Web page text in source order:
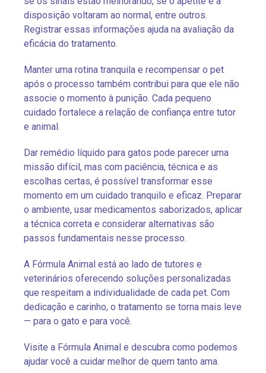
disposição voltaram ao normal, entre outros.
Registrar essas informações ajuda na avaliação da
eficácia do tratamento.
Manter uma rotina tranquila e recompensar o pet
após o processo também contribui para que ele não
associe o momento à punição. Cada pequeno
cuidado fortalece a relação de confiança entre tutor
e animal.
Dar remédio líquido para gatos pode parecer uma
missão difícil, mas com paciência, técnica e as
escolhas certas, é possível transformar esse
momento em um cuidado tranquilo e eficaz. Preparar
o ambiente, usar medicamentos saborizados, aplicar
a técnica correta e considerar alternativas são
passos fundamentais nesse processo.
A Fórmula Animal está ao lado de tutores e
veterinários oferecendo soluções personalizadas
que respeitam a individualidade de cada pet. Com
dedicação e carinho, o tratamento se torna mais leve
— para o gato e para você.
Visite a Fórmula Animal e descubra como podemos
ajudar você a cuidar melhor de quem tanto ama.